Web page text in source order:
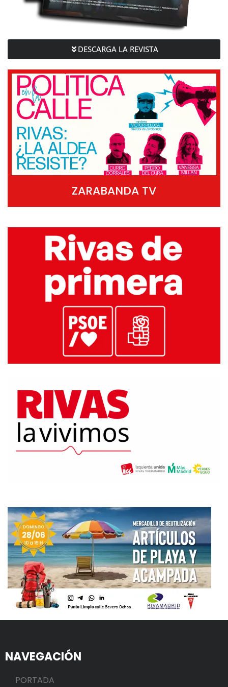
DESCARGA LA REVISTA
ZARABANDA TV
NAVEGACIÓN
PORTADA